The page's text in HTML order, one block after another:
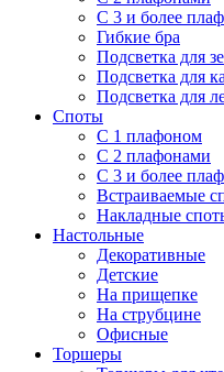
С 3 и более
Гибкие бра
Подсветка для
Подсветка для
Подсветка для
Споты
С 1 плафоном
С 2 плафонами
С 3 и более
Встраиваемые
Накладные
Настольные
Декоративные
Детские
На прищепке
На струбцине
Офисные
Торшеры